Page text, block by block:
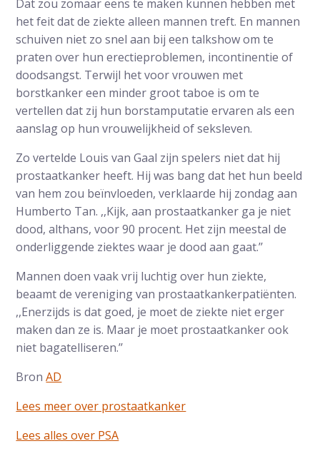
Dat zou zomaar eens te maken kunnen hebben met
het feit dat de ziekte alleen mannen treft. En mannen
schuiven niet zo snel aan bij een talkshow om te
praten over hun erectieproblemen, incontinentie of
doodsangst. Terwijl het voor vrouwen met
borstkanker een minder groot taboe is om te
vertellen dat zij hun borstamputatie ervaren als een
aanslag op hun vrouwelijkheid of seksleven.
Zo vertelde Louis van Gaal zijn spelers niet dat hij
prostaatkanker heeft. Hij was bang dat het hun beeld
van hem zou beïnvloeden, verklaarde hij zondag aan
Humberto Tan. ,,Kijk, aan prostaatkanker ga je niet
dood, althans, voor 90 procent. Het zijn meestal de
onderliggende ziektes waar je dood aan gaat.’’
Mannen doen vaak vrij luchtig over hun ziekte,
beaamt de vereniging van prostaatkankerpatiënten.
,,Enerzijds is dat goed, je moet de ziekte niet erger
maken dan ze is. Maar je moet prostaatkanker ook
niet bagatelliseren.’’
BronAD
Lees meer over prostaatkanker
Lees alles over PSA